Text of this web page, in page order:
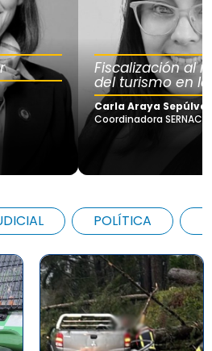
Fiscalización al
del turismo en
Carla Araya
Coordinadora SERNAC
POLÍTICA